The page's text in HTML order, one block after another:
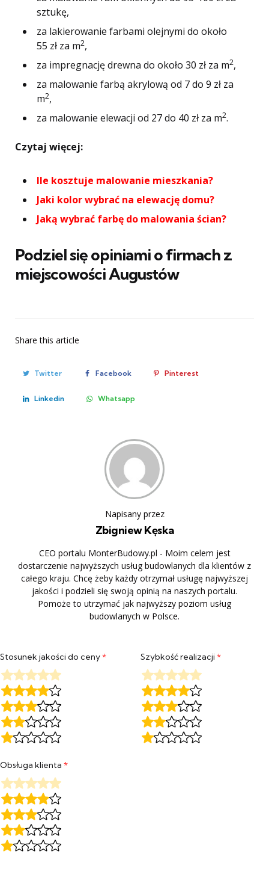
sztukę,
za lakierowanie farbami olejnymi do około
55 zł za m2,
za impregnację drewna do około 30 zł za m2,
za malowanie farbą akrylową od 7 do 9 zł za
m2,
za malowanie elewacji od 27 do 40 zł za m2.
Czytaj więcej:
Ile kosztuje malowanie mieszkania?
Jaki kolor wybrać na elewację domu?
Jaką wybrać farbę do malowania ścian?
Podziel się opiniami o firmach z
miejscowości Augustów
Share this article
Twitter Facebook Pinterest
Linkedin Whatsapp
Napisany przez
Zbigniew Kęska
CEO portalu MonterBudowy.pl - Moim celem jest
dostarczenie najwyższych usług budowlanych dla klientów z
całego kraju. Chcę żeby każdy otrzymał usługę najwyższej
jakości i podzieli się swoją opinią na naszych portalu.
Pomoże to utrzymać jak najwyższy poziom usług
budowlanych w Polsce.
Stosunek jakości do ceny* Szybkość realizacji*
Obsługa klienta *